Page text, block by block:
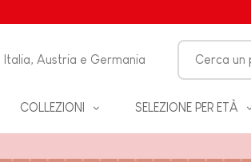
Italia, Austria e Germania
COLLEZIONI SELEZIONE PER ETÀ